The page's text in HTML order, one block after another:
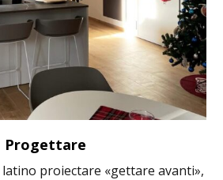
Progettare
latino proiectare «gettare avanti»,